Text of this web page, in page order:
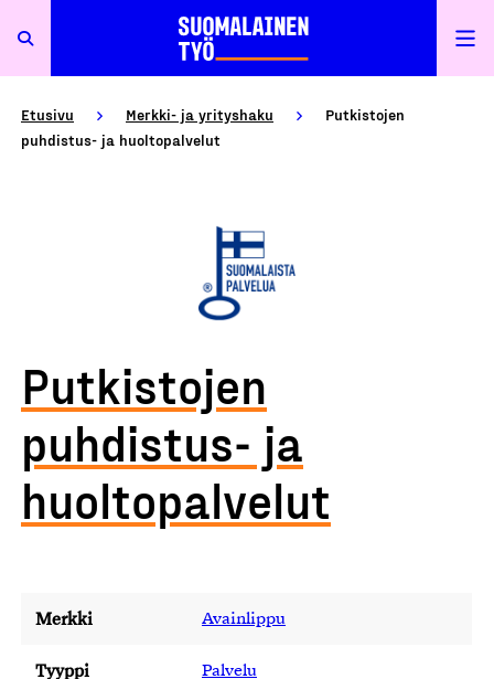
Etusivu Merkki- ja yrityshaku
Putkistojen
puhdistus- ja huoltopalvelut
Putkistojen
puhdistus- ja
huoltopalvelut
Merkki Avainlippu
Tyyppi Palvelu